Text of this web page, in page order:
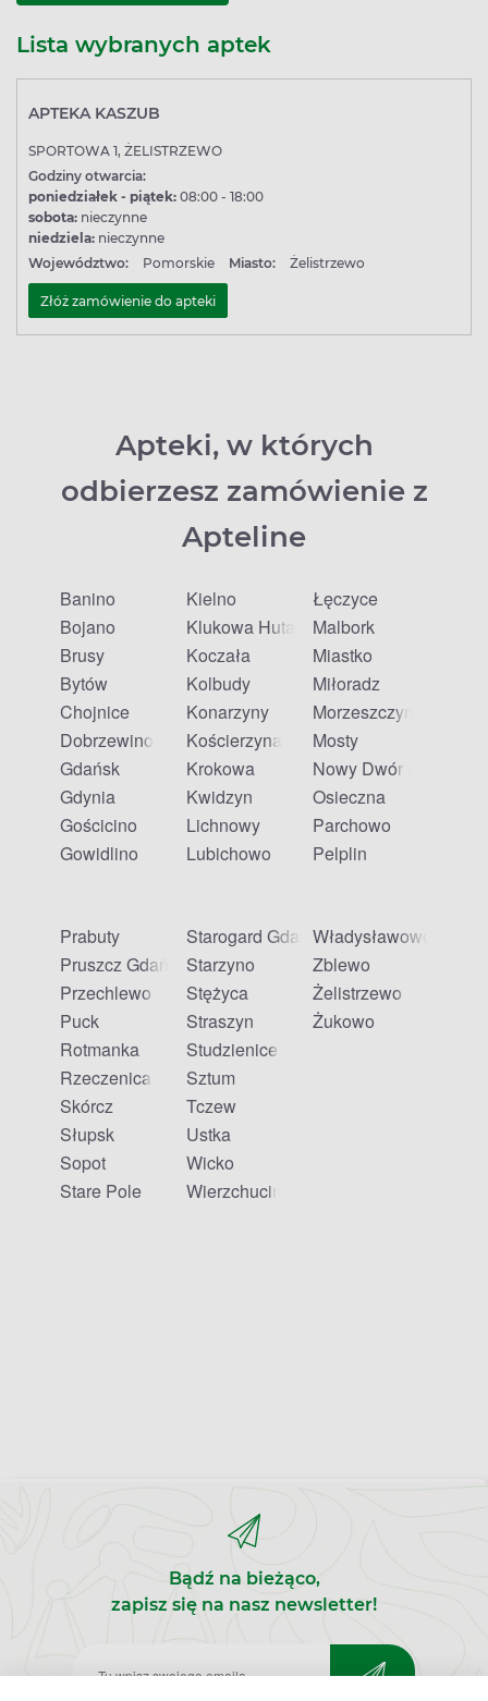
Lista wybranych aptek
APTEKA KASZUB
SPORTOWA 1, ŻELISTRZEWO
Godziny otwarcia:
poniedziałek - piątek: 08:00 - 18:00
sobota: nieczynne
niedziela: nieczynne
Województwo:
Pomorskie Miasto: Żelistrzewo
Złóż zamówienie do apteki
Apteki, w których
odbierzesz zamówienie z
Apteline
Banino
Bojano
Brusy
Bytów
Chojnice
Dobrzewino
Gdańsk
Gdynia
Gościcino
Gowidlino
Kielno
Klukowa Huta
Koczała
Kolbudy
Konarzyny
Kościerzyna
Krokowa
Kwidzyn
Lichnowy
Lubichowo
Łęczyce
Malbork
Miastko
Miłoradz
Morzeszczyn
Mosty
Nowy Dwór Gdański
Osieczna
Parchowo
Pelplin
Prabuty
Pruszcz Gdański
Przechlewo
Puck
Rotmanka
Rzeczenica
Skórcz
Słupsk
Sopot
Stare Pole
Starogard Gdański
Starzyno
Stężyca
Straszyn
Studzienice
Sztum
Tczew
Ustka
Wicko
Wierzchucino
Władysławowo
Zblewo
Żelistrzewo
Żukowo
Bądź na bieżąco,
zapisz się na nasz newsletter!
Zapisz